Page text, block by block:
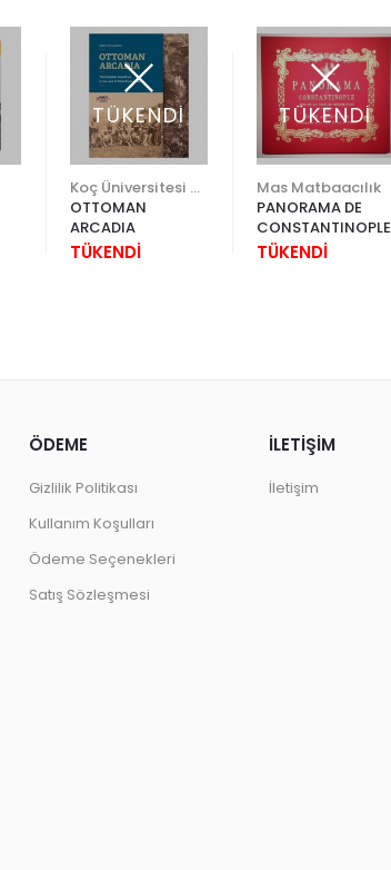
TÜKENDİ
OTTOMAN
ARCADIA
TÜKENDİ
TÜKENDİ
Mas Matbaacılık
PANORAMA DE
CONSTANTINOPLE
TÜKENDİ
ÖDEME
Gizlilik Politikası
Kullanım Koşulları
Ödeme Seçenekleri
Satış Sözleşmesi
İLETİŞİM
İletişim